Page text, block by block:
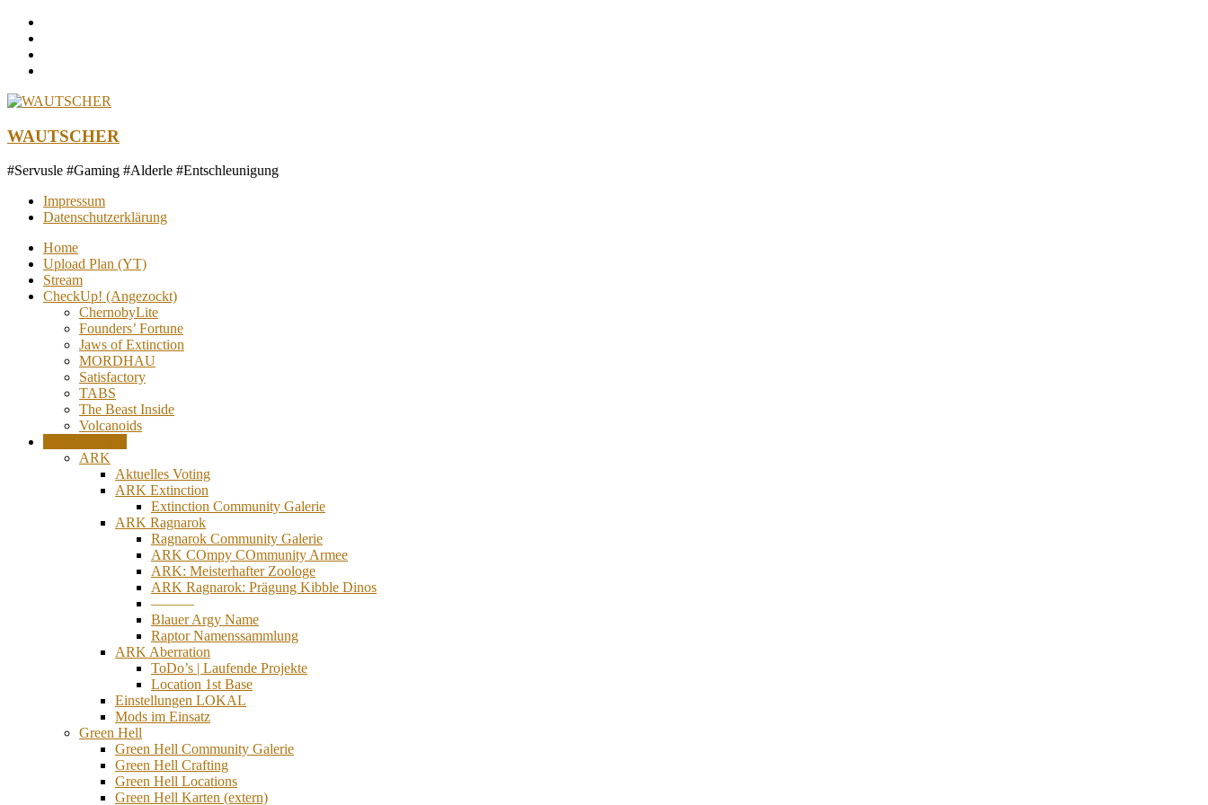
Zum
Inhalt
springen
WAUTSCHER
#Servusle #Gaming #Alderle #Entschleunigung
Impressum
Datenschutzerklärung
Home
Upload Plan (YT)
Stream
CheckUp! (Angezockt)
ChernobyLite
Founders’ Fortune
Jaws of Extinction
MORDHAU
Satisfactory
TABS
The Beast Inside
Volcanoids
ARK
Aktuelles Voting
ARK Extinction
Extinction Community Galerie
ARK Ragnarok
Ragnarok Community Galerie
ARK COmpy COmmunity Armee
ARK: Meisterhafter Zoologe
ARK Ragnarok: Prägung Kibble Dinos
———
Blauer Argy Name
Raptor Namenssammlung
ARK Aberration
ToDo’s | Laufende Projekte
Location 1st Base
Einstellungen LOKAL
Mods im Einsatz
Green Hell
Green Hell Community Galerie
Green Hell Crafting
Green Hell Locations
Green Hell Karten (extern)